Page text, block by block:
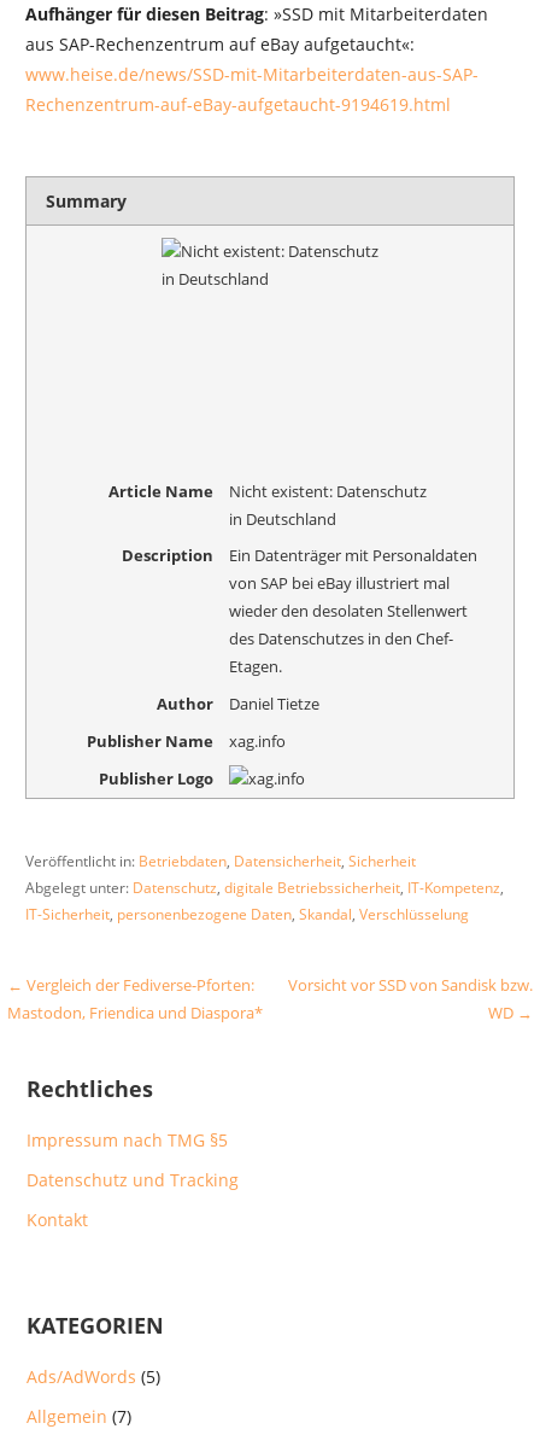
Aufhänger für diesen Beitrag: »SSD mit Mitarbeiterdaten
aus SAP-Rechenzentrum auf eBay aufgetaucht«:
www.heise.de/news/SSD-mit-Mitarbeiterdaten-aus-SAP-
Rechenzentrum-auf-eBay-aufgetaucht-9194619.html
Summary
Article Name
Nicht existent: Datenschutz
in Deutschland
Description
Ein Datenträger mit Personaldaten
von SAP bei eBay illustriert mal
wieder den desolaten Stellenwert
des Datenschutzes in den Chef-
Etagen.
Author
Daniel Tietze
Publisher Name
xag.info
Publisher Logo
Veröffentlicht in: Betriebdaten, Datensicherheit, Sicherheit
Abgelegt unter: Datenschutz, digitale Betriebssicherheit, IT-Kompetenz,
IT-Sicherheit, personenbezogene Daten, Skandal, Verschlüsselung
Beitragsnavigation
← Vergleich der Fediverse-Pforten:
Mastodon, Friendica und Diaspora*
Vorsicht vor SSD von Sandisk bzw.
WD →
Rechtliches
Impressum nach TMG §5
Datenschutz und Tracking
Kontakt
KATEGORIEN
Ads/AdWords (5)
Allgemein (7)